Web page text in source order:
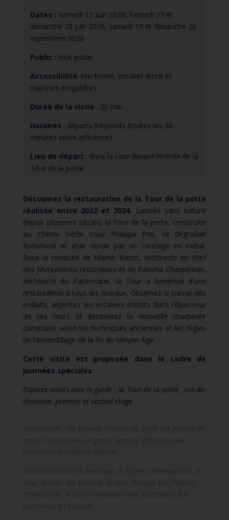
Dates : Samedi 13 juin 2026, Samedi 27 et
dimanche 28 juin 2026, samedi 19 et dimanche 20
septembre 2026
Public : tout public
Accessibilité: lieu fermé, escalier étroit et
marches irrégulières
Durée de la visite : 20 min
Horaires : départs fréquents (toutes les 30
minutes selon affluence)
Lieu de départ : dans la cour devant l’entrée de la
Tour de la porte
Découvrez la restauration de la Tour de la porte
réalisée entre 2022 et 2024. Laissée sans toiture
depuis plusieurs siècles, la Tour de la porte, construite
au 15ème siècle sous Philippe Pot, se dégradait
fortement et était tenue par un cerclage en métal.
Sous la conduite de Martin Bacot, Architecte en chef
des Monuments Historiques et de Paloma Charpentier,
Architecte du Patrimoine, la Tour a bénéficié d’une
restauration à tous les niveaux. Observez le travail des
enduits, arpentez les escaliers inscrits dans l’épaisseur
de ses murs et découvrez la nouvellle charpente
construite selon les techniques anciennes et les règles
de l’assemblage de la fin du Moyen Âge.
Cette visite est proposée dans le cadre de
journées spéciales
Espaces visités avec le guide : la Tour de la porte , rez-de-
chaussée, premier et second étage